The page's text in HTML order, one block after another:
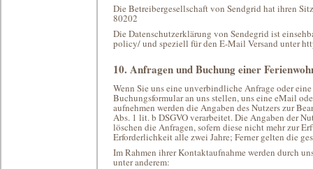
Die Betreibergesellschaft von Sendgrid hat ihren
80202
Die Datenschutzerklärung von Sendegrid ist
policy/ und speziell für den E-Mail Versand unter
10. Anfragen und Buchung einer
Wenn Sie uns eine unverbindliche Anfrage oder
Buchungsformular an uns stellen, uns eine eMail
aufnehmen werden die Angaben des Nutzers zur
Abs. 1 lit. b DSGVO verarbeitet. Die Angaben der
löschen die Anfragen, sofern diese nicht mehr zur
Erforderlichkeit alle zwei Jahre; Ferner gelten die
Im Rahmen ihrer Kontaktaufnahme werden durch
unter anderem: